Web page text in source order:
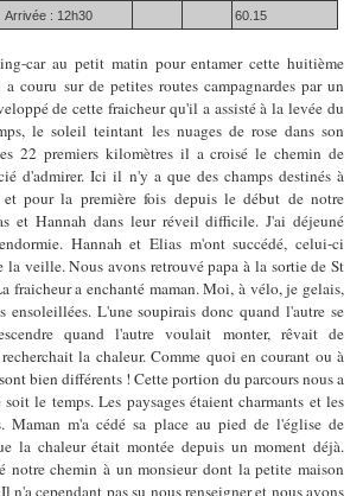
Arrivée : 12h30
60.15
car au petit matin pour entamer cette huitième
couru sur de petites routes campagnardes par un
de cette fraicheur qu'il a assisté à la levée du
le soleil teintant les nuages de rose dans son
22 premiers kilomètres il a croisé le chemin de
d'admirer. Ici il n'y a que des champs destinés à
pour la première fois depuis le début de notre
et Hannah dans leur réveil difficile. J'ai déjeuné
Hannah et Elias m'ont succédé, celui-ci
la veille. Nous avons retrouvé papa à la sortie de St
fraicheur a enchanté maman. Moi, à vélo, je gelais,
ensoleillées. L'une soupirais donc quand l'autre se
quand l'autre voulait monter, rêvait de
la chaleur. Comme quoi en courant ou à
bien différents ! Cette portion du parcours nous a
le temps. Les paysages étaient charmants et les
Maman m'a cédé sa place au pied de l'église de
la chaleur était montée depuis un moment déjà.
notre chemin à un monsieur dont la petite maison
n'a cependant pas su nous renseigner et nous avons